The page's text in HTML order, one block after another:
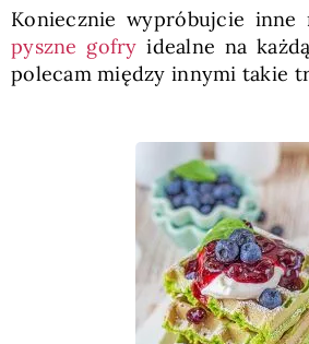
Koniecznie wypróbujcie inne
pyszne gofryidealne na
polecam między innymi takie